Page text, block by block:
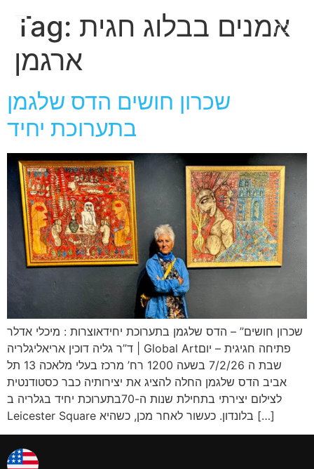
ארגמן Tag: אמנים בבלוג חגית
ארגמן
שכרון חושים הדס שלגמן
בתערוכת יחיד
שכרון חושים” – הדס שלגמן בתערוכת יחידאוצרות : מיכלי אדלר
| ד”ר גליה דוכין אריאליגלריה Global Artפתיחה חגיגית – יום
שבת ה 7/2/26 בשעה 1200 רח’ מרכז בעלי מלאכה 13 תל
אביב הדס שלגמן החלה להציג את יצירותיה כבר כסטודנטית
לצילום יצירתי בתחילת שנות ה-70בתערוכת יחיד בגלריה ב
Leicester Square בלונדון. כעשור לאחר מכן, כשהיא […]